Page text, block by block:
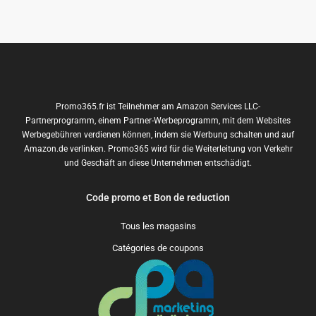
Promo365.fr ist Teilnehmer am Amazon Services LLC-
Partnerprogramm, einem Partner-Werbeprogramm, mit dem Websites
Werbegebühren verdienen können, indem sie Werbung schalten und auf
Amazon.de verlinken. Promo365 wird für die Weiterleitung von Verkehr
und Geschäft an diese Unternehmen entschädigt.
Code promo et Bon de reduction
Tous les magasins
Catégories de coupons